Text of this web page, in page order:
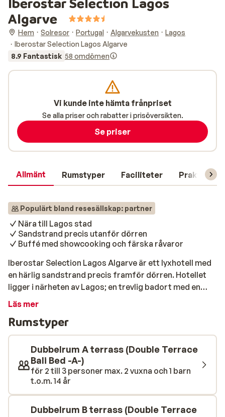
Algarve
Hem Solresor Portugal Algarvekusten
Lagos
Iberostar Selection Lagos Algarve
8.9 Fantastisk 58 omdömen
Allmänt Rumstyper Faciliteter Praktisk
Populärt bland resesällskap: partner
Nära till Lagos stad
Sandstrand precis utanför dörren
Buffé med showcooking och färska råvaror
Iberostar Selection Lagos Algarve är ett lyxhotell med
en härlig sandstrand precis framför dörren. Hotellet
ligger i närheten av Lagos; en trevlig badort med en
historisk kärna. Hit kan du ta dig med buss, taxi eller till
gator och vita hus hittar du olika butiker, restauranger,
kaféer och terrasser. Rummen på hotellet är rymliga
och moderna, utrustade med alla nödvändiga
lyxfaciliteter och erbjuder en vacker utsikt över
trädgården eller havet. Med flera pooler hittar du alltid
en plats i en bekväm solstol för att njuta av den varma
solen. Ta ett dopp då och då, och kanske beeställer du
in en trevlig cocktail i baren för att sedan återgå till din
Läs mer
Rumstyper
Dubbelrum A terrass (Double Terrace
Bali Bed -A-)
för 2 till 3 personer max. 2 vuxna och 1 barn
t.o.m. 14 år
Dubbelrum B terrass (Double Terrace
Vi kunde inte hämta frånpriset
Se alla priser och rabatter i prisöversikten.
Se priser